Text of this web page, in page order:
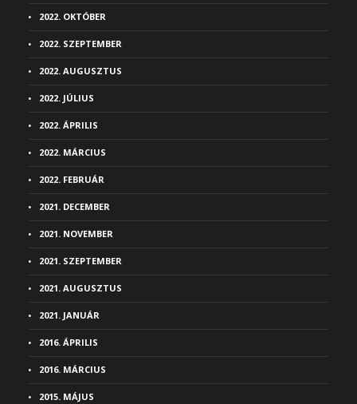
2022. OKTÓBER
2022. SZEPTEMBER
2022. AUGUSZTUS
2022. JÚLIUS
2022. ÁPRILIS
2022. MÁRCIUS
2022. FEBRUÁR
2021. DECEMBER
2021. NOVEMBER
2021. SZEPTEMBER
2021. AUGUSZTUS
2021. JANUÁR
2016. ÁPRILIS
2016. MÁRCIUS
2015. MÁJUS